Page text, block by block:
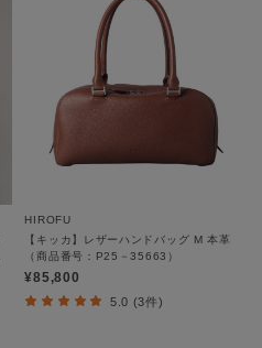
HIROFU
【キッカ】レザーハンドバッグ M 本革
（商品番号：P25－35663）
¥85,800
5.0 (3件)